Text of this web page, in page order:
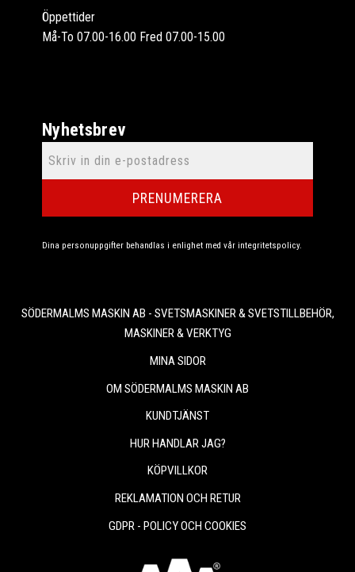
Öppettider
Må-To 07.00-16.00 Fred 07.00-15.00
Nyhetsbrev
PRENUMERERA
Dina personuppgifter behandlas i enlighet med vår integritetspolicy.
SÖDERMALMS MASKIN AB - SVETSMASKINER & SVETSTILLBEHÖR,
MASKINER & VERKTYG
MINA SIDOR
OM SÖDERMALMS MASKIN AB
KUNDTJÄNST
HUR HANDLAR JAG?
KÖPVILLKOR
REKLAMATION OCH RETUR
GDPR - POLICY OCH COOKIES